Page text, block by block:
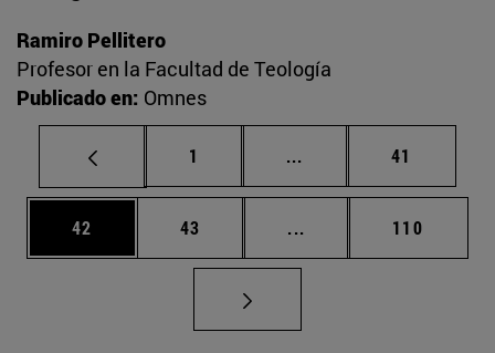
Ramiro Pellitero
Profesor en la Facultad de Teología
Publicado en: Omnes
Página
1 ... Páginas intermedias
Página
41
Página
42 Página
43 ... Páginas intermedias
Página
110